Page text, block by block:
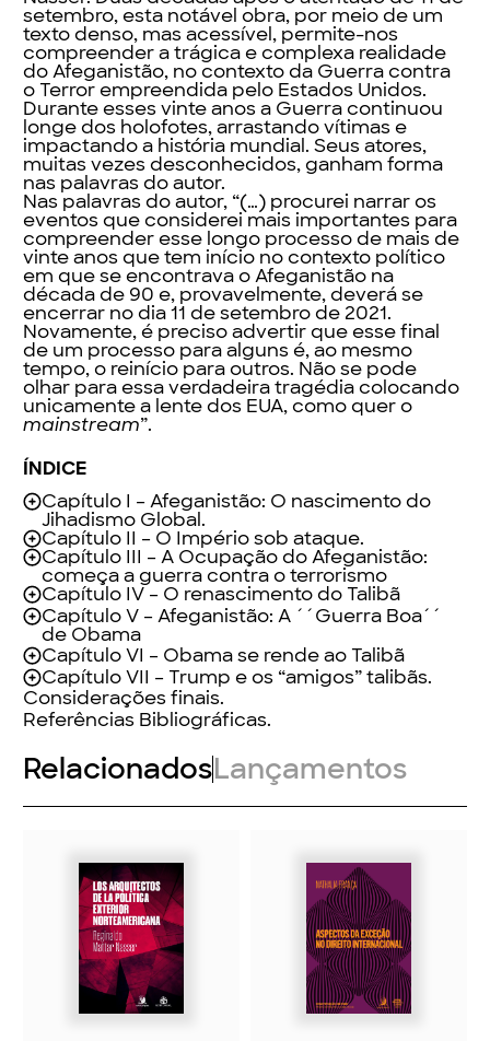
setembro, esta notável obra, por meio de um
texto denso, mas acessível, permite-nos
compreender a trágica e complexa realidade
do Afeganistão, no contexto da Guerra contra
o Terror empreendida pelo Estados Unidos.
Durante esses vinte anos a Guerra continuou
longe dos holofotes, arrastando vítimas e
impactando a história mundial. Seus atores,
muitas vezes desconhecidos, ganham forma
nas palavras do autor.
Nas palavras do autor, “(…) procurei narrar os
eventos que considerei mais importantes para
compreender esse longo processo de mais de
vinte anos que tem início no contexto político
em que se encontrava o Afeganistão na
década de 90 e, provavelmente, deverá se
encerrar no dia 11 de setembro de 2021.
Novamente, é preciso advertir que esse final
de um processo para alguns é, ao mesmo
tempo, o reinício para outros. Não se pode
olhar para essa verdadeira tragédia colocando
unicamente a lente dos EUA, como quer o
mainstream”.
ÍNDICE
Capítulo I – Afeganistão: O nascimento do
Jihadismo Global.
Capítulo II – O Império sob ataque.
Capítulo III – A Ocupação do Afeganistão:
começa a guerra contra o terrorismo
Capítulo IV – O renascimento do Talibã
Capítulo V – Afeganistão: A ´´Guerra Boa´´
de Obama
Capítulo VI – Obama se rende ao Talibã
Capítulo VII – Trump e os “amigos” talibãs.
Considerações finais.
Referências Bibliográficas.
RelacionadosLançamentos